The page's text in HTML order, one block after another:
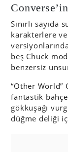
Sınırlı
karakterlere
beş Chuck
benzersiz
“Other
fantastik
gökkuşağı
düğme deliği